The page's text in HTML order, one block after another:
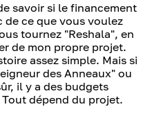
savoir si le financement
ce que vous voulez
tournez "Reshala", en
de mon propre projet.
assez simple. Mais si
des Anneaux" ou
il y a des budgets
dépend du projet.